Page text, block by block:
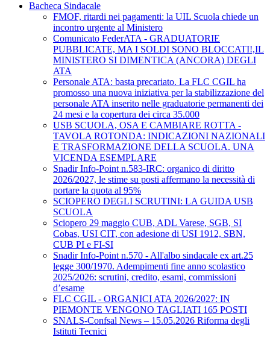
Bacheca Sindacale
FMOF, ritardi nei pagamenti: la UIL Scuola chiede un
incontro urgente al Ministero
Comunicato FederATA - GRADUATORIE
PUBBLICATE, MA I SOLDI SONO BLOCCATI!,IL
MINISTERO SI DIMENTICA (ANCORA) DEGLI
ATA
Personale ATA: basta precariato. La FLC CGIL ha
promosso una nuova iniziativa per la stabilizzazione del
personale ATA inserito nelle graduatorie permanenti dei
24 mesi e la copertura dei circa 35.000
USB SCUOLA, OSA E CAMBIARE ROTTA -
TAVOLA ROTONDA: INDICAZIONI NAZIONALI
E TRASFORMAZIONE DELLA SCUOLA. UNA
VICENDA ESEMPLARE
Snadir Info-Point n.583-IRC: organico di diritto
2026/2027, le stime su posti affermano la necessità di
portare la quota al 95%
SCIOPERO DEGLI SCRUTINI: LA GUIDA USB
SCUOLA
Sciopero 29 maggio CUB, ADL Varese, SGB, SI
Cobas, USI CIT, con adesione di USI 1912, SBN,
CUB PI e FI-SI
Snadir Info-Point n.570 - All'albo sindacale ex art.25
legge 300/1970. Adempimenti fine anno scolastico
2025/2026: scrutini, credito, esami, commissioni
d’esame
FLC CGIL - ORGANICI ATA 2026/2027: IN
PIEMONTE VENGONO TAGLIATI 165 POSTI
SNALS-Confsal News – 15.05.2026 Riforma degli
Istituti Tecnici